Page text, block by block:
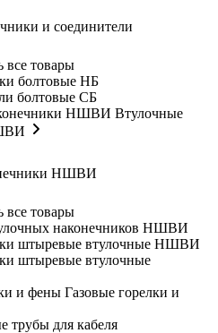
и соединители
все товары
болтовые НБ
болтовые СБ
Втулочные
НШВИ
все товары
наконечников НШВИ
штыревые втулочные НШВИ
штыревые втулочные
Газовые горелки и